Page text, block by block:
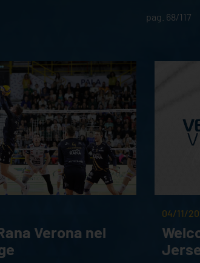
pag. 68/117
Verona nel
04/11/